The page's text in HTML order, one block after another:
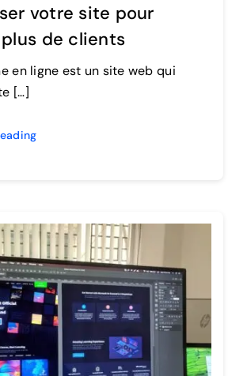
votre site pour
de clients
en ligne est un site web qui
[…]